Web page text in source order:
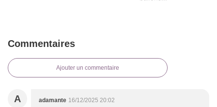
Commentaires
Ajouter un commentaire
A adamante 16/12/2025 20:02